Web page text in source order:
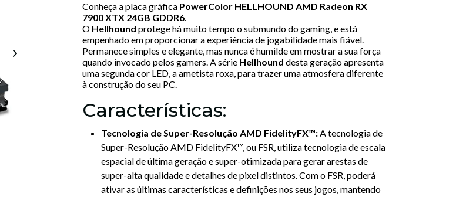
Conheça a placa gráfica PowerColor HELLHOUND AMD Radeon RX
7900 XTX 24GB GDDR6.
O Hellhound protege há muito tempo o submundo do gaming, e está
empenhado em proporcionar a experiência de jogabilidade mais fiável.
Permanece simples e elegante, mas nunca é humilde em mostrar a sua força
quando invocado pelos gamers. A série Hellhound desta geração apresenta
uma segunda cor LED, a ametista roxa, para trazer uma atmosfera diferente
à construção do seu PC.
Características:
Tecnologia de Super-Resolução AMD FidelityFX™:A tecnologia de
Super-Resolução AMD FidelityFX™, ou FSR, utiliza tecnologia de escala
espacial de última geração e super-otimizada para gerar arestas de
super-alta qualidade e detalhes de pixel distintos. Com o FSR, poderá
ativar as últimas características e definições nos seus jogos, mantendo